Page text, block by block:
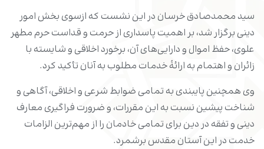
سید محمدصادق خرسان در این نشست که ازسوی بخش امور
دینی برگزار شد، بر اهمیت پاسداری از حرمت و قداست حرم مطهر
علوی، حفظ اموال و دارایی‌های آن، برخورد اخلاقی و شایسته با
زائران و اهتمام به ارائۀ خدمات مطلوب به آنان تأکید کرد.
وی همچنین پایبندی به تمامی ضوابط شرعی و اخلاقی، آگاهی و
شناخت پیشین نسبت به این مقررات، و ضرورت فراگیری معارف
دینی و تفقه در دین برای تمامی خادمان را از مهم‌ترین الزامات
خدمت در این آستان مقدس برشمرد.